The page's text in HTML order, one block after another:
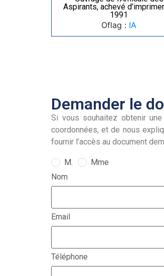
Aspirants, achevé
1991
Oflag : IA
Demander le
Si vous souhaitez obtenir
coordonnées, et de nous
fournir l’accès au document
M.
Mme
Nom
Email
Téléphone